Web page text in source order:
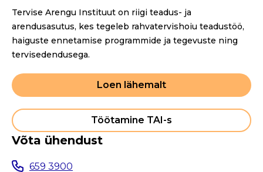
Tervise Arengu Instituut on riigi teadus- ja
arendusasutus, kes tegeleb rahvatervishoiu teadustöö,
haiguste ennetamise programmide ja tegevuste ning
tervisedendusega.
Loen lähemalt
Töötamine TAI-s
Võta ühendust
659 3900